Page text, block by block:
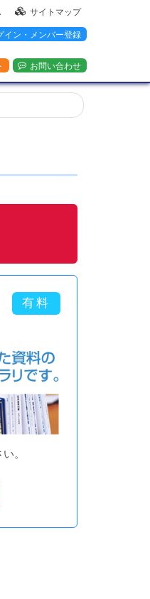
サイトマップ
イン・メンバー登録
お問い合わせ
。